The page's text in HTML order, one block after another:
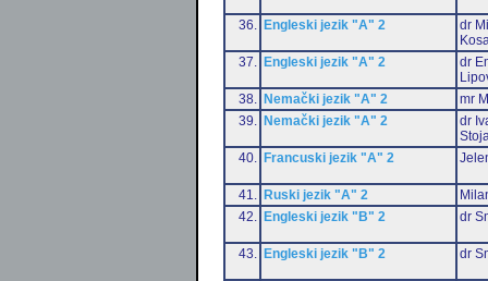
36. Engleski jezik "A" 2
dr
37.
Engleski jezik "A" 2
dr
38.
Nemački jezik "A" 2
mr
39.
Nemački jezik "A" 2
dr
40.
Francuski jezik "A" 2
41. Ruski jezik "A" 2
42.
Engleski jezik "B" 2 dr
43. Engleski jezik "B" 2 dr